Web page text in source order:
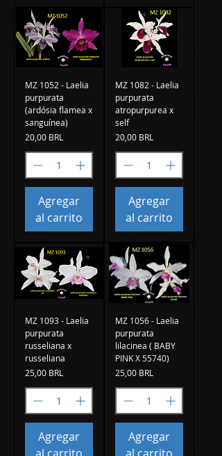
MZ 1052 - Laelia
purpurata
(ardósia flamea x
sanguínea)
Precio
20,00 BRL
Agregar
al carrito
MZ 1082 - Laelia
purpurata
atropurpurea x
self
Precio
20,00 BRL
Agregar
al carrito
MZ 1093 - Laelia
purpurata
russeliana x
russeliana
Precio
25,00 BRL
Agregar
al carrito
MZ 1056 - Laelia
purpurata
lilacinea ( BABY
PINK X 55740)
Precio
25,00 BRL
Agregar
al carrito